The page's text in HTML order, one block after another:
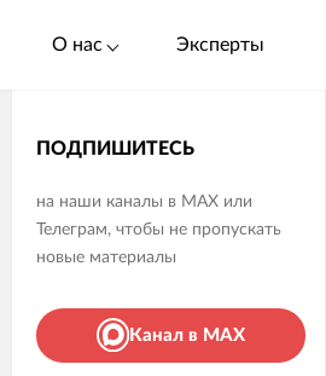
О нас Эксперты
ПОДПИШИТЕСЬ
на наши каналы в MAX или
Телеграм, чтобы не пропускать
новые материалы
Канал в MAX